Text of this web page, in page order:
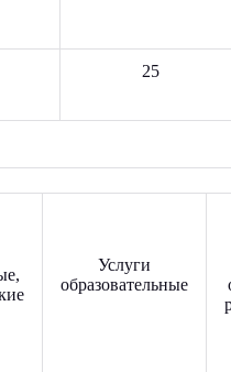
25
Услуги
образовательные